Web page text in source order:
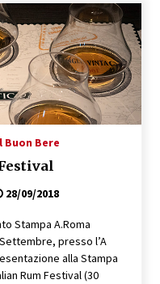
Italiani Top
Buon Bere
28/09/2018
Stampa A.Roma
presso l’A
alla Stampa
Rum Festival (30